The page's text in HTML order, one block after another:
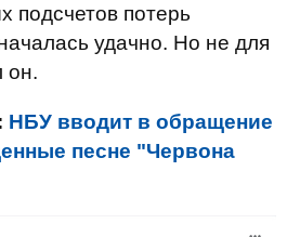
потерь
удачно. Но не для
он.
НБУ вводит в обращение
песне "Червона